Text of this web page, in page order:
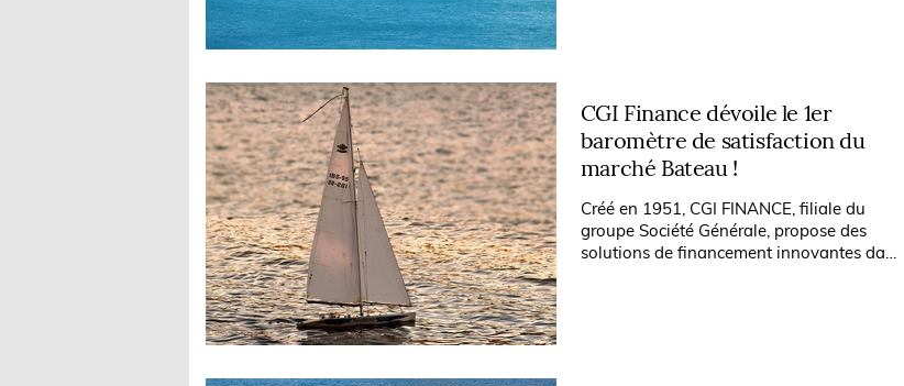
CGI Finance dévoile le 1er
baromètre de satisfaction du
marché Bateau !
Créé en 1951, CGI FINANCE, filiale du
groupe Société Générale, propose des
solutions de financement innovantes dans